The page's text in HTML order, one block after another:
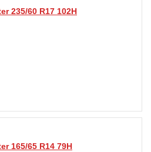
235/60 R17 102H
165/65 R14 79H